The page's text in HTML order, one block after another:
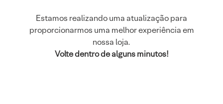
Estamos realizando uma atualização para
proporcionarmos uma melhor experiência em
nossa loja.
Volte dentro de alguns minutos!